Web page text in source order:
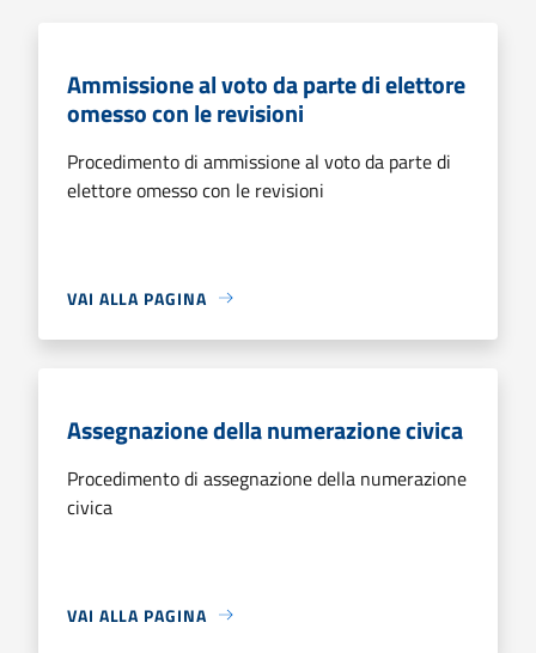
Ammissione al voto da parte di elettore
omesso con le revisioni
Procedimento di ammissione al voto da parte di
elettore omesso con le revisioni
VAI ALLA PAGINA
Assegnazione della numerazione civica
Procedimento di assegnazione della numerazione
civica
VAI ALLA PAGINA